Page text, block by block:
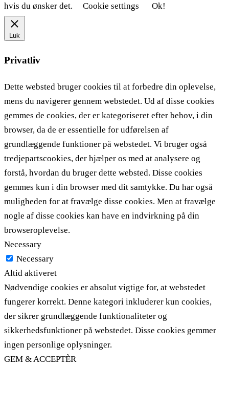
hvis du ønsker det.
Cookie settings Ok!
Luk
Privatliv
Dette websted bruger cookies til at forbedre din oplevelse,
mens du navigerer gennem webstedet. Ud af disse cookies
gemmes de cookies, der er kategoriseret efter behov, i din
browser, da de er essentielle for udførelsen af ​​
grundlæggende funktioner på webstedet. Vi bruger også
tredjepartscookies, der hjælper os med at analysere og
forstå, hvordan du bruger dette websted. Disse cookies
gemmes kun i din browser med dit samtykke. Du har også
muligheden for at fravælge disse cookies. Men at fravælge
nogle af disse cookies kan have en indvirkning på din
browseroplevelse.
Necessary
Necessary
Altid aktiveret
Nødvendige cookies er absolut vigtige for, at webstedet
fungerer korrekt. Denne kategori inkluderer kun cookies,
der sikrer grundlæggende funktionaliteter og
sikkerhedsfunktioner på webstedet. Disse cookies gemmer
ingen personlige oplysninger.
GEM & ACCEPTÈR